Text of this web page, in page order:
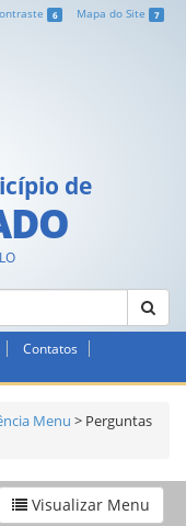
6 Mapa do Site 7
de
Contatos
Menu > Perguntas
Visualizar Menu